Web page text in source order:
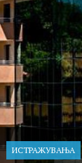
ИСТРАЖУВАЊA